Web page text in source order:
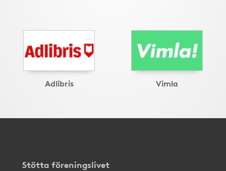
Adlibris Vimla
Stötta föreningslivet